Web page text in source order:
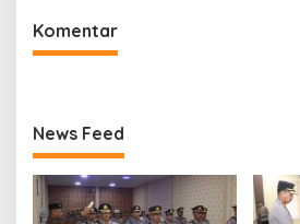
Komentar
News Feed